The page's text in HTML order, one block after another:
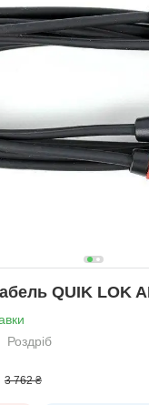
QUIK LOK
Роздріб
3 762 ₴